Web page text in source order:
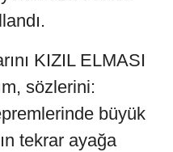
KIZIL ELMASI
sözlerini:
büyük
tekrar ayağa